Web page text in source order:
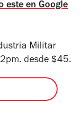
este en Google
Militar
desde $45.